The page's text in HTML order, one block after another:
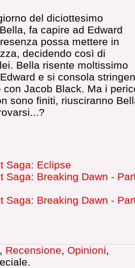
del diciottesimo
fa capire ad Edward
possa mettere in
decidendo così di
Bella risente moltissimo
e si consola
con Jacob Black. Ma i
sono finiti, riusciranno
Saga: Eclipse
Saga: Breaking Dawn -
Saga: Breaking Dawn -
, Recensione, Opinioni,